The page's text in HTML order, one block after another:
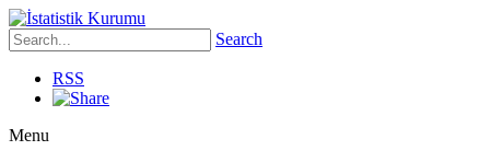
Search
RSS
Menu